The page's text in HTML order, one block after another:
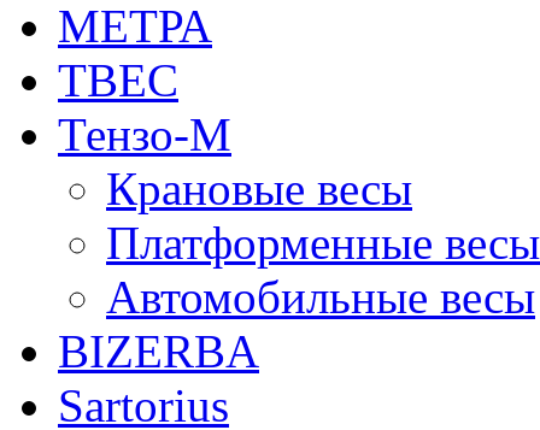
МЕТРА
ТВЕС
Тензо-М
Крановые весы
Платформенные весы
Автомобильные весы
BIZERBA
Sartorius